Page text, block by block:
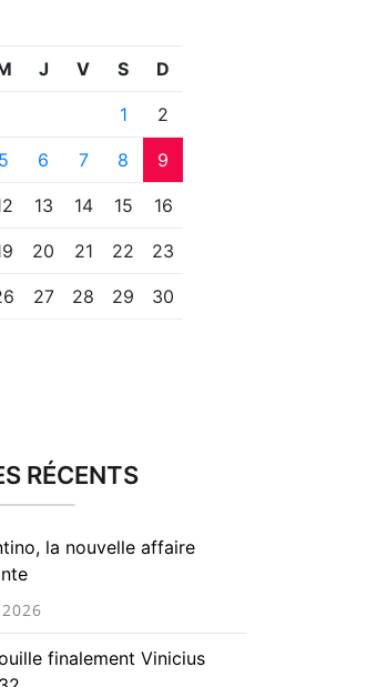
J V S D
1 2
5 6 7 8 9
13 14 15 16
20 21 22 23
27 28 29 30
RÉCENTS
la nouvelle affaire
finalement Vinicius